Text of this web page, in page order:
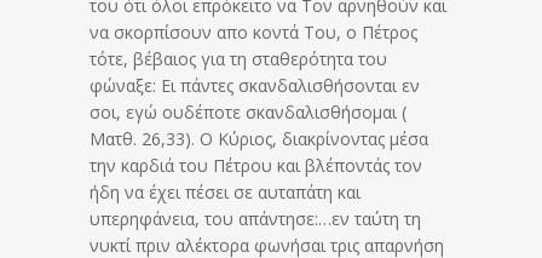
του ότι όλοι επρόκειτο να Τον αρνηθούν και
να σκορπίσουν απο κοντά Του, ο Πέτρος
τότε, βέβαιος για τη σταθερότητα του
φώναξε: Ει πάντες σκανδαλισθήσονται εν
σοι, εγώ ουδέποτε σκανδαλισθήσομαι (
Ματθ. 26,33). Ο Κύριος, διακρίνοντας μέσα
την καρδιά του Πέτρου και βλέποντάς τον
ήδη να έχει πέσει σε αυταπάτη και
υπερηφάνεια, του απάντησε:…εν ταύτη τη
νυκτί πριν αλέκτορα φωνήσαι τρις απαρνήση